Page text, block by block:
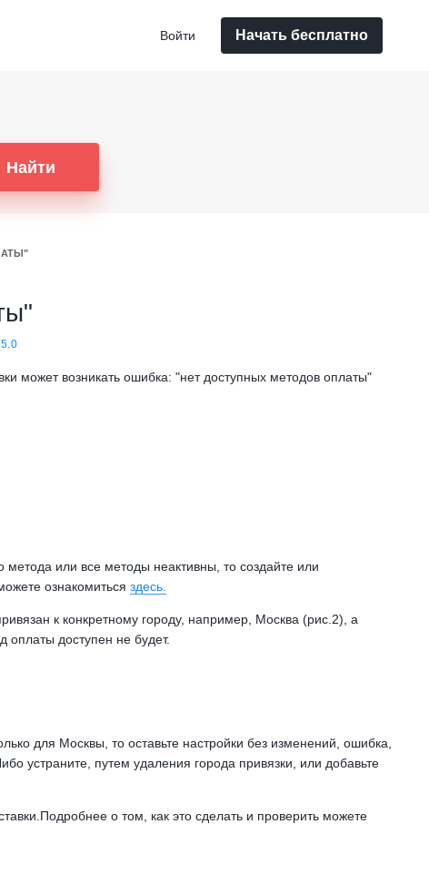
Начать бесплатно
Войти
Найти
5.0
может возникать ошибка: "нет доступных методов оплаты"
или все методы неактивны, то создайте или
ознакомиться здесь.
к конкретному городу, например, Москва (рис.2), а
оплаты доступен не будет.
для Москвы, то оставьте настройки без изменений, ошибка,
устраните, путем удаления города привязки, или добавьте
о том, как это сделать и проверить можете